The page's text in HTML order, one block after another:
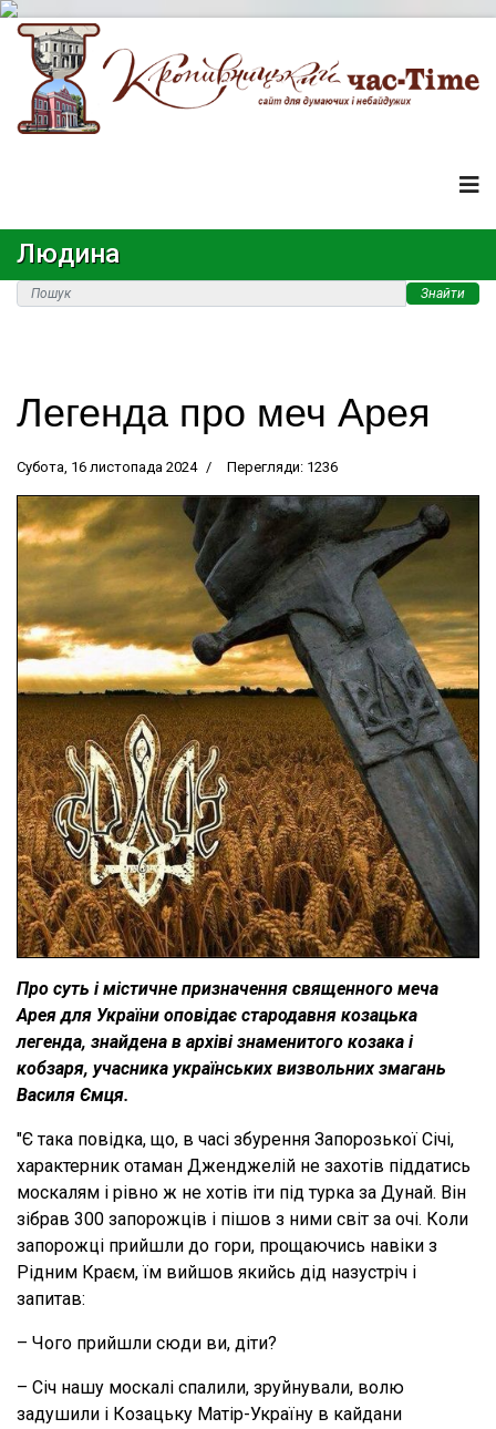
Людина
Знайти
Легенда про меч Арея
Субота, 16 листопада 2024 Перегляди: 1236
Про суть і містичне призначення священного меча
Арея для України оповідає стародавня козацька
легенда, знайдена в архіві знаменитого козака і
кобзаря, учасника українських визвольних змагань
Василя Ємця.
"Є така повідка, що, в часі збурення Запорозької Січі,
характерник отаман Дженджелій не захотів піддатись
москалям і рівно ж не хотів іти під турка за Дунай. Він
зібрав 300 запорожців і пішов з ними світ за очі. Коли
запорожці прийшли до гори, прощаючись навіки з
Рідним Краєм, їм вийшов якийсь дід назустріч і
запитав:
– Чого прийшли сюди ви, діти?
– Січ нашу москалі спалили, зруйнували, волю
задушили і Козацьку Матір-Україну в кайдани